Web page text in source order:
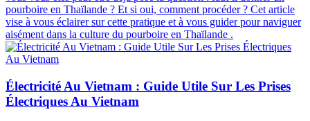
pourboire en Thaïlande ? Et si oui, comment procéder ? Cet article
vise à vous éclairer sur cette pratique et à vous guider pour naviguer
aisément dans la culture du pourboire en Thaïlande .
Électricité Au Vietnam : Guide Utile Sur Les Prises
Électriques Au Vietnam